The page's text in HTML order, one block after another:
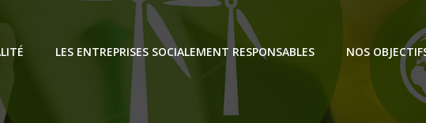
LES ENTREPRISES SOCIALEMENT RESPONSABLES NOS